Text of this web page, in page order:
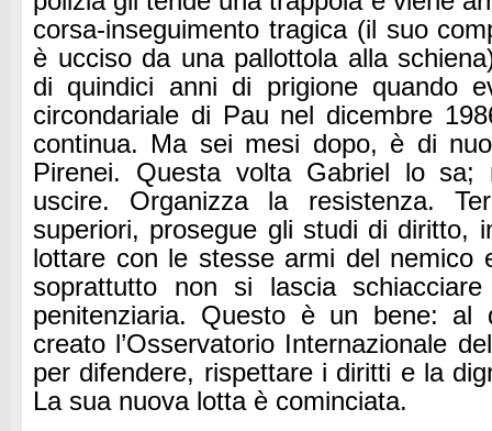
corsa-inseguimento tragica (il suo
è ucciso da una pallottola alla
di quindici anni di prigione quando
circondariale di Pau nel dicembre
continua. Ma sei mesi dopo, è di
Pirenei. Questa volta Gabriel lo
uscire. Organizza la resistenza.
superiori, prosegue gli studi di diritto,
lottare con le stesse armi del nemico
soprattutto non si lascia
penitenziaria. Questo è un bene:
creato l’Osservatorio Internazionale
per difendere, rispettare i diritti e la
La sua nuova lotta è cominciata.